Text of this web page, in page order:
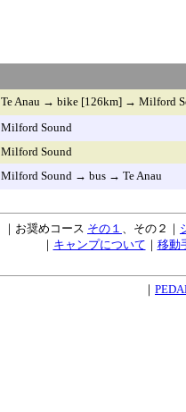
Te Anau → bike [126km] → Milford
Milford Sound
Milford Sound
Milford Sound → bus → Te Anau
｜お奨めコース その１ 、その２｜
｜ キャンプについて ｜ 移動
｜